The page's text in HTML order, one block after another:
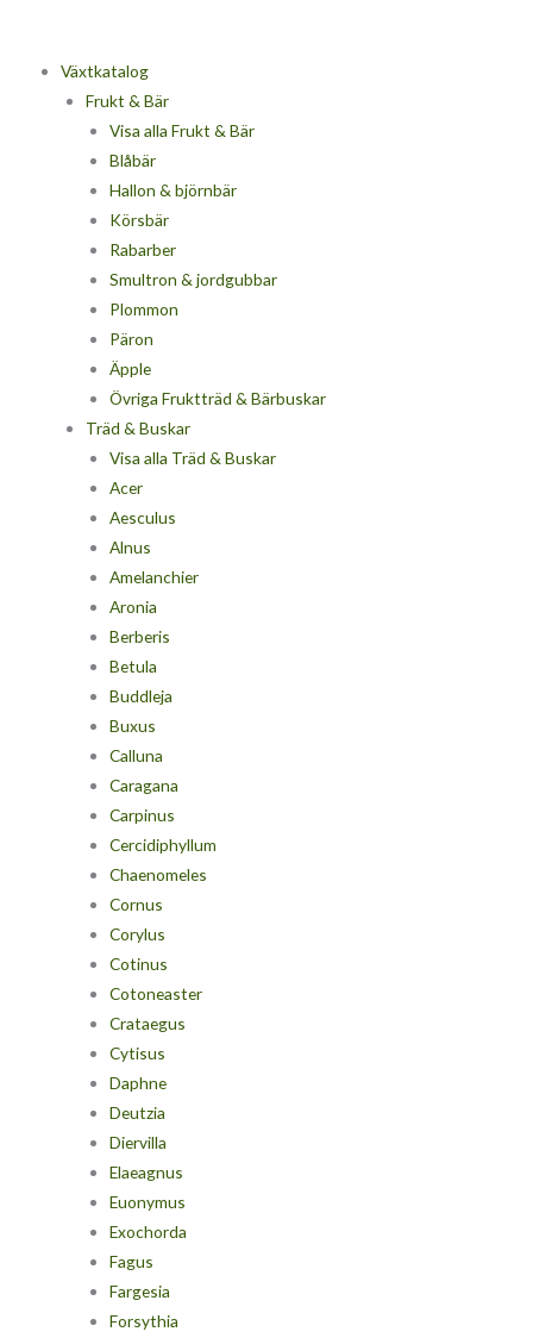
Växtkatalog
Frukt & Bär
Visa alla Frukt & Bär
Blåbär
Hallon & björnbär
Körsbär
Rabarber
Smultron & jordgubbar
Plommon
Päron
Äpple
Övriga Fruktträd & Bärbuskar
Träd & Buskar
Visa alla Träd & Buskar
Acer
Aesculus
Alnus
Amelanchier
Aronia
Berberis
Betula
Buddleja
Buxus
Calluna
Caragana
Carpinus
Cercidiphyllum
Chaenomeles
Cornus
Corylus
Cotinus
Cotoneaster
Crataegus
Cytisus
Daphne
Deutzia
Diervilla
Elaeagnus
Euonymus
Exochorda
Fagus
Fargesia
Forsythia